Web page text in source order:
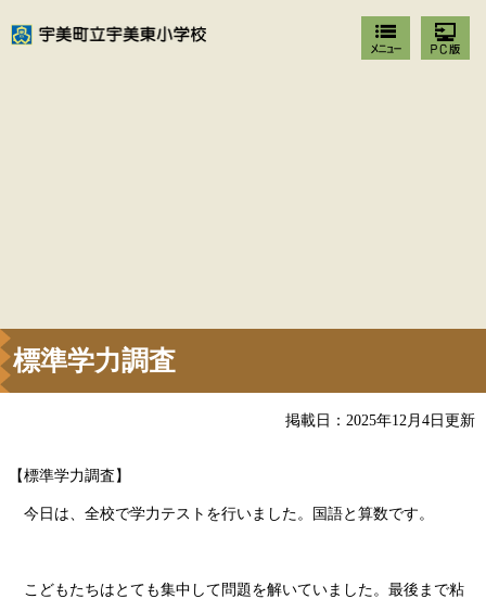
標準学力調査
掲載日：2025年12月4日更新
【標準学力調査】
今日は、全校で学力テストを行いました。国語と算数です。
こどもたちはとても集中して問題を解いていました。最後まで粘